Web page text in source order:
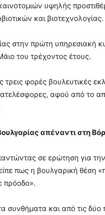
υψηλής
και βιοτεχνολογίας.
στην πρώτη υπηρεσιακή
του τρέχοντος έτους.
τρεις φορές βουλευτικές
ατελέσφορες, αφού από το
απέναντι στη
σε ερώτηση για
πως η βουλγαρική θέση
πρόοδο».
συνθήματα και από τις